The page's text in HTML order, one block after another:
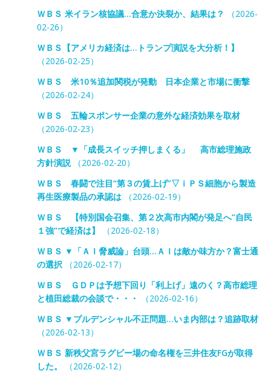
ＷＢＳ 米イラン核協議…合意か決裂か、結果は？
（2026-
02-26）
ＷＢＳ【アメリカ経済は…トランプ演説を大分析！】
（2026-02-25）
ＷＢＳ 米10％追加関税が発動 日本企業と市場に衝撃
（2026-02-24）
ＷＢＳ 五輪スポンサー企業の意外な経済効果を取材
（2026-02-23）
ＷＢＳ ▼「成長スイッチ押しまくる」 高市総理施政
方針演説（2026-02-20）
ＷＢＳ 春闘で注目“第３の賃上げ”▽ｉＰＳ細胞から製造
再生医療製品の承認は（2026-02-19）
ＷＢＳ 【特別国会召集、第２次高市内閣が発足へ“自民
１強”で経済は】
（2026-02-18）
ＷＢＳ ▼「ＡＩ脅威論」台頭…ＡＩは敵か味方か？富士通
の選択（2026-02-17）
ＷＢＳ ＧＤＰは予想下回り「利上げ」遠のく？高市総理
と植田総裁の会談で・・・
（2026-02-16）
ＷＢＳ ▼プルデンシャル不正問題…いま内部は？追跡取材
（2026-02-13）
ＷＢＳ 新秩父宮ラグビー場の命名権を三井住友FGが取得
した。
（2026-02-12）